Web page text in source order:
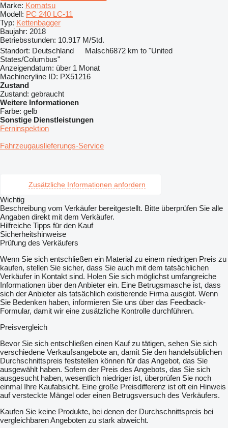
Marke: Komatsu
Modell: PC 240 LC-11
Typ: Kettenbagger
Baujahr: 2018
Betriebsstunden: 10.917 M/Std.
Standort: Deutschland Malsch6872 km to "United
States/Columbus"
Anzeigendatum: über 1 Monat
Machineryline ID: PX51216
Zustand
Zustand: gebraucht
Weitere Informationen
Farbe: gelb
Sonstige Dienstleistungen
Ferninspektion
Fahrzeugauslieferungs-Service
Zusätzliche Informationen anfordern
Wichtig
Beschreibung vom Verkäufer bereitgestellt. Bitte überprüfen Sie alle
Angaben direkt mit dem Verkäufer.
Hilfreiche Tipps für den Kauf
Sicherheitshinweise
Prüfung des Verkäufers
Wenn Sie sich entschließen ein Material zu einem niedrigen Preis zu
kaufen, stellen Sie sicher, dass Sie auch mit dem tatsächlichen
Verkäufer in Kontakt sind. Holen Sie sich möglichst umfangreiche
Informationen über den Anbieter ein. Eine Betrugsmasche ist, dass
sich der Anbieter als tatsächlich existierende Firma ausgibt. Wenn
Sie Bedenken haben, informieren Sie uns über das Feedback-
Formular, damit wir eine zusätzliche Kontrolle durchführen.
Preisvergleich
Bevor Sie sich entschließen einen Kauf zu tätigen, sehen Sie sich
verschiedene Verkaufsangebote an, damit Sie den handelsüblichen
Durchschnittspreis feststellen können für das Angebot, das Sie
ausgewählt haben. Sofern der Preis des Angebots, das Sie sich
ausgesucht haben, wesentlich niedriger ist, überprüfen Sie noch
einmal Ihre Kaufabsicht. Eine große Preisdifferenz ist oft ein Hinweis
auf versteckte Mängel oder einen Betrugsversuch des Verkäufers.
Kaufen Sie keine Produkte, bei denen der Durchschnittspreis bei
vergleichbaren Angeboten zu stark abweicht.